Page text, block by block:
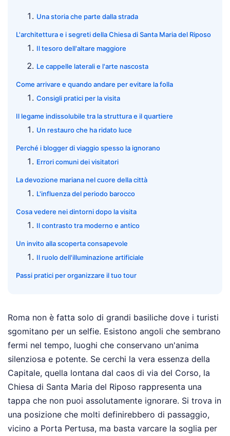
Una storia che parte dalla strada
L'architettura e i segreti della Chiesa di Santa Maria del Riposo
Il tesoro dell'altare maggiore
Le cappelle laterali e l'arte nascosta
Come arrivare e quando andare per evitare la folla
Consigli pratici per la visita
Il legame indissolubile tra la struttura e il quartiere
Un restauro che ha ridato luce
Perché i blogger di viaggio spesso la ignorano
Errori comuni dei visitatori
La devozione mariana nel cuore della città
L'influenza del periodo barocco
Cosa vedere nei dintorni dopo la visita
Il contrasto tra moderno e antico
Un invito alla scoperta consapevole
Il ruolo dell'illuminazione artificiale
Passi pratici per organizzare il tuo tour
Roma non è fatta solo di grandi basiliche dove i turisti
sgomitano per un selfie. Esistono angoli che sembrano
fermi nel tempo, luoghi che conservano un'anima
silenziosa e potente. Se cerchi la vera essenza della
Capitale, quella lontana dal caos di via del Corso, la
Chiesa di Santa Maria del Riposo rappresenta una
tappa che non puoi assolutamente ignorare. Si trova in
una posizione che molti definirebbero di passaggio,
vicino a Porta Pertusa, ma basta varcare la soglia per